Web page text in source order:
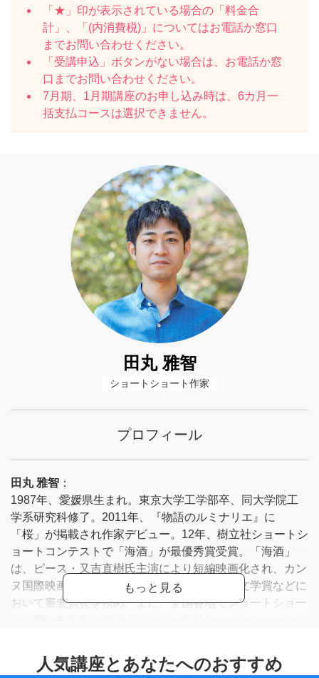
「★」印が表示されている場合の「料金合
計」、「(内消費税)」についてはお電話か窓口
までお問い合わせください。
「受講申込」ボタンがない場合は、お電話か窓
口までお問い合わせください。
7月期、1月期講座のお申し込み時は、6カ月一
括支払コースは選択できません。
田丸 雅智
ショートショート作家
プロフィール
田丸 雅智 ：
1987年、愛媛県生まれ。東京大学工学部卒、同大学院工
学系研究科修了。2011年、『物語のルミナリエ』に
「桜」が掲載され作家デビュー。12年、樹立社ショートシ
ョートコンテストで「海酒」が最優秀賞受賞。「海酒」
は、ピース・又吉直樹氏主演により短編映画化され、カン
ヌ国際映画祭などで上映された。坊っちゃん文学賞などに
おいて審査員長を務め、また、全国各地でショートショー
2020年度から小学４年生の国語教科書（教育出版）に採
用。2021年度からは中学１年生の国語教科書（教育出